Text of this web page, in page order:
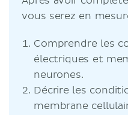
vous serez en
Comprendre les
électriques et
neurones.
Décrire les
membrane